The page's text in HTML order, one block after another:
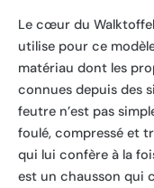
Le cœur du
utilise pour ce
matériau dont les
connues depuis des
feutre n’est pas
foulé, compressé et
qui lui confère à la
est un chausson qui